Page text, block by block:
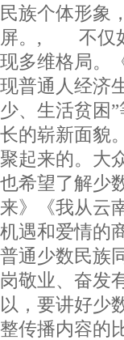
民族个体形象
屏。, 不仅如
现多维格局。
现普通人经济
少、生活贫困
长的崭新面貌
聚起来的。大
也希望了解少
来》《我从云
机遇和爱情的
普通少数民族
岗敬业、奋发
以，要讲好少
整传播内容的